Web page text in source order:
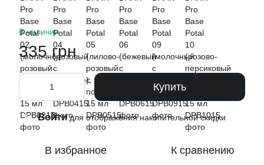
В наличии
335 грн
Купить
% Войтидля отображения накопительной скидки
В избранное К сравнению